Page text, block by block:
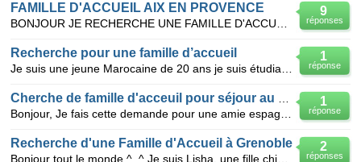
9
réponses
FAMILLE D'ACCUEIL AIX EN PROVENCE
1
réponse
Recherche pour une famille d’accueil
1
réponse
2
réponses
Recherche d'une Famille d'Accueil à Grenoble